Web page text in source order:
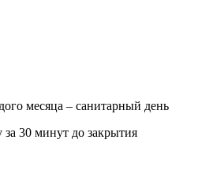
месяца – санитарный день
за 30 минут до закрытия